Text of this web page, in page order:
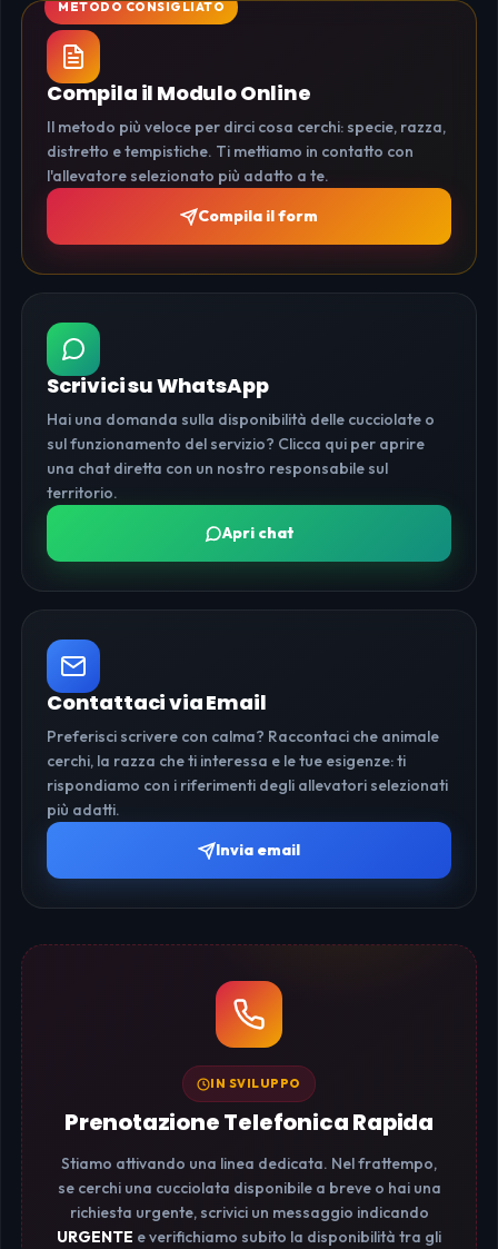
Compila il Modulo Online
Il metodo più veloce per dirci cosa cerchi: specie, razza,
distretto e tempistiche. Ti mettiamo in contatto con
l'allevatore selezionato più adatto a te.
Compila il form
Scrivici su WhatsApp
Hai una domanda sulla disponibilità delle cucciolate o
sul funzionamento del servizio? Clicca qui per aprire
una chat diretta con un nostro responsabile sul
territorio.
Apri chat
Contattaci via Email
Preferisci scrivere con calma? Raccontaci che animale
cerchi, la razza che ti interessa e le tue esigenze: ti
rispondiamo con i riferimenti degli allevatori selezionati
più adatti.
Invia email
IN SVILUPPO
Prenotazione Telefonica Rapida
Stiamo attivando una linea dedicata. Nel frattempo,
se cerchi una cucciolata disponibile a breve o hai una
richiesta urgente, scrivici un messaggio indicando
URGENTE e verifichiamo subito la disponibilità tra gli